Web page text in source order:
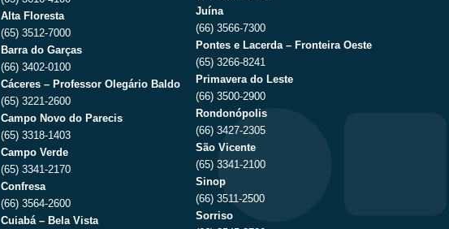
m
Alta Floresta
(65) 3512-7000
Barra do Garças
(66) 3402-0100
Cáceres – Professor Olegário Baldo
(65) 3221-2600
Campo Novo do Parecis
(65) 3318-1403
Campo Verde
(65) 3341-2170
Confresa
(66) 3564-2600
Cuiabá – Bela Vista
Juína
(66) 3566-7300
Pontes e Lacerda – Fronteira Oeste
(65) 3266-8241
Primavera do Leste
(66) 3500-2900
Rondonópolis
(66) 3427-2305
São Vicente
(65) 3341-2100
Sinop
(66) 3511-2500
Sorriso